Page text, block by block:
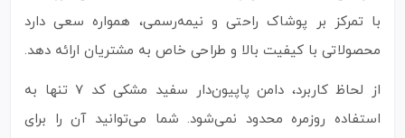
با تمرکز بر پوشاک راحتی و نیمه‌رسمی، همواره سعی دارد
محصولاتی با کیفیت بالا و طراحی خاص به مشتریان ارائه دهد.
از لحاظ کاربرد، دامن پاپیون‌دار سفید مشکی کد ۷ تنها به
استفاده روزمره محدود نمی‌شود. شما می‌توانید آن را برای